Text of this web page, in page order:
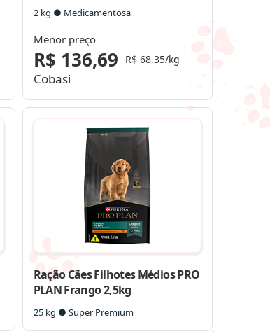
2 kg ● Medicamentosa
Menor preço
R$ 136,69 R$ 68,35/kg
Cobasi
Ração Cães Filhotes Médios PRO
PLAN Frango 2,5kg
25 kg ● Super Premium